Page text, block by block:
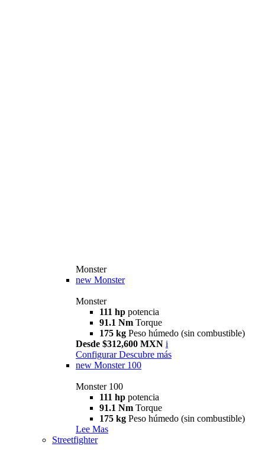
Monster
new Monster
Monster
111 hp potencia
91.1 Nm Torque
175 kg Peso húmedo (sin combustible)
Desde $312,600 MXN i
Configurar Descubre más
new Monster 100
Monster 100
111 hp potencia
91.1 Nm Torque
175 kg Peso húmedo (sin combustible)
Lee Mas
Streetfighter